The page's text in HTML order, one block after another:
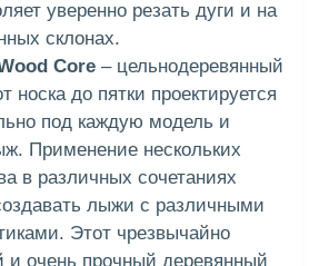
уверенно резать дуги и на
склонах.
Core – цельнодеревянный
носка до пятки проектируется
под каждую модель и
Применение нескольких
в различных сочетаниях
лыжи с различными
Этот чрезвычайно
и очень прочный деревянный